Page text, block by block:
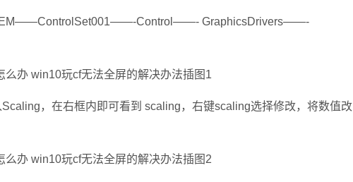
Control——- GraphicsDrivers——-
，在右框内即可看到 scaling，右键scaling选择修改，将数值改